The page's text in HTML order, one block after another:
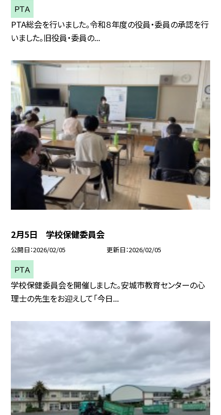
ＰＴＡ
PTA総会を行いました。令和８年度の役員・委員の承認を行
いました。旧役員・委員の...
2月5日 学校保健委員会
公開日 2026/02/05 更新日 2026/02/05
ＰＴＡ
学校保健委員会を開催しました。安城市教育センターの心
理士の先生をお迎えして「今日...